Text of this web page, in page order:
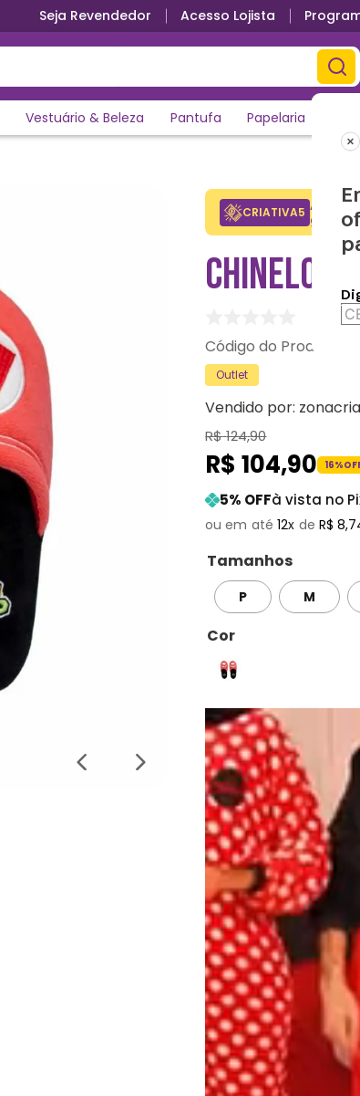
Seja Revendedor Acesso Lojista
Vestuário & Beleza Pantufa Papelaria
CRIATIVA5 ganhe
CHINELO
Outlet
Vendido por:
R$124,90
R$ 104,90 16%
5% OFFà vista no
12 R$ 8,
Tamanhos
P M
Cor